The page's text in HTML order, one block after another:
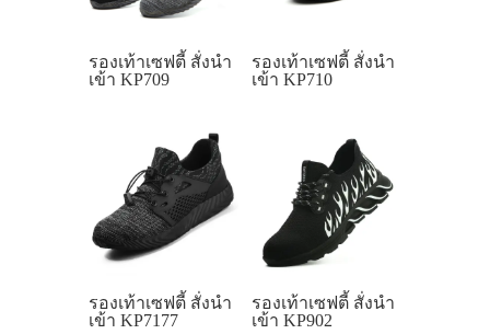
รองเท้าเซฟตี้ สั่งนำ
เข้า KP709
รองเท้าเซฟตี้ สั่งนำ
เข้า KP710
รองเท้าเซฟตี้ สั่งนำ
เข้า KP7177
รองเท้าเซฟตี้ สั่งนำ
เข้า KP902